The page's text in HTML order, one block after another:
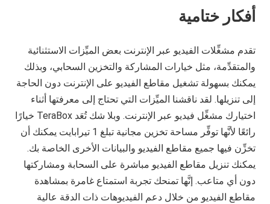
أفكار ختامية
تقدم مشغِّلات الفيديو عبر الإنترنت بعض الميِّزات الاستثنائية
والمتقدِّمة، مثل خيارات المشاركة والتخزين السحابي، وبذلك
يمكنك بسهولة تشغيل مقاطع الفيديو على الإنترنت دون الحاجة
إلى تنزيلها. لقد ناقشنا الميِّزات التي تحتاج إلى معرفتها أثناء
اختيارك مشغِّل فيديو عبر الإنترنت. وبلا شك تُعَد TeraBox خيارًا
رائعًا لأنَّها توفِّر مساحة تخزين مجانية تبلغ 1 تيرابايت يمكنك أن
تخزِّن فيها جميع مقاطع الفيديو والبيانات الأخرى الخاصة بك.
يمكنك تنزيل مقاطع الفيديو مباشرة على السحابة ومشاركتها
دون أي متاعب. إنَّها تمنحك تجربة استمتاع غامرة بمشاهدة
مقاطع الفيديو من خلال دعم الفيديوهات ذات الدقة عالية